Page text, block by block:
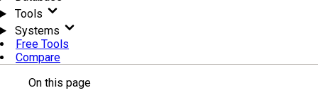
Tools
Systems
Free Tools
Compare
On this page